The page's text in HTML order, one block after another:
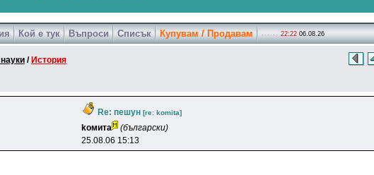
Кой е тук Въпроси Списък Купувам / Продавам 22:22 06.08.26
/ История
Re: пешун [re: komita]
koмитa
(български)
25.08.06 15:13